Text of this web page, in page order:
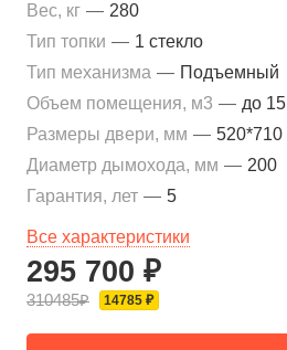
Вес, кг — 280
Тип топки — 1 стекло
Тип механизма — Подъемный
Объем помещения, м3 — до 15
Размеры двери, мм — 520*710
Диаметр дымохода, мм — 200
Гарантия, лет — 5
Все характеристики
295 700 ₽
310485₽ 14785 ₽